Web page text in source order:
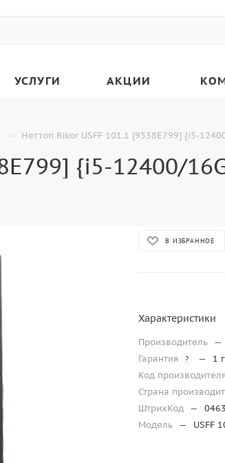
УСЛУГИ АКЦИИ
— Неттоп Rikor USFF 101.1 [9538E799] {i5-
{i5-12400/
В ИЗБРАННОЕ
Характеристики
Производитель —
Гарантия
? —
1
Код
Страна
ШтрихКод —
Модель — USFF